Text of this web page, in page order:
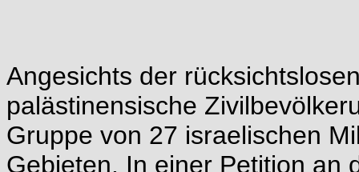
Angesichts der
palästinensische
Gruppe von 27 israelischen
Gebieten. In einer Petition an